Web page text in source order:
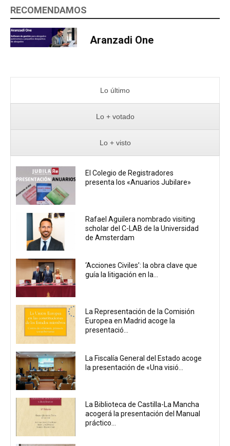
RECOMENDAMOS
Aranzadi One
Lo último
Lo + votado
Lo + visto
El Colegio de Registradores
presenta los «Anuarios Jubilare»
Rafael Aguilera nombrado visiting
scholar del C-LAB de la Universidad
de Amsterdam
‘Acciones Civiles’: la obra clave que
guía la litigación en la...
La Representación de la Comisión
Europea en Madrid acoge la
presentació...
La Fiscalía General del Estado acoge
la presentación de «Una visió...
La Biblioteca de Castilla-La Mancha
acogerá la presentación del Manual
práctico...